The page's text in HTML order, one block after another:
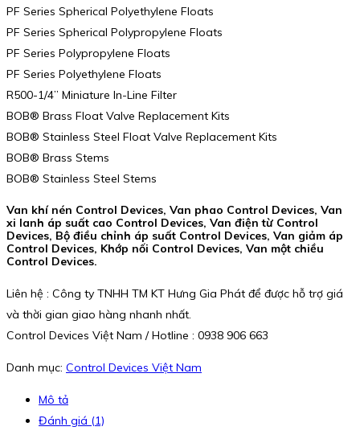
PF Series Spherical Polyethylene Floats
PF Series Spherical Polypropylene Floats
PF Series Polypropylene Floats
PF Series Polyethylene Floats
R500-1/4” Miniature In-Line Filter
BOB® Brass Float Valve Replacement Kits
BOB® Stainless Steel Float Valve Replacement Kits
BOB® Brass Stems
BOB® Stainless Steel Stems
Van khí nén Control Devices, Van phao Control Devices, Van
xi lanh áp suất cao Control Devices, Van điện từ Control
Devices, Bộ điều chỉnh áp suất Control Devices, Van giảm áp
Control Devices, Khớp nối Control Devices, Van một chiều
Control Devices.
Liên hệ : Công ty TNHH TM KT Hưng Gia Phát để được hỗ trợ giá
và thời gian giao hàng nhanh nhất.
Control Devices Việt Nam / Hotline : 0938 906 663
Danh mục: Control Devices Việt Nam
Mô tả
Đánh giá (1)